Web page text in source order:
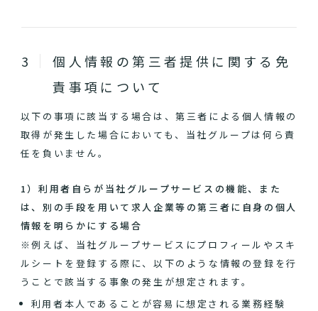
個人情報の第三者提供に関する免
責事項について
以下の事項に該当する場合は、第三者による個人情報の
取得が発生した場合においても、当社グループは何ら責
任を負いません。
1）利用者自らが当社グループサービスの機能、また
は、別の手段を用いて求人企業等の第三者に自身の個人
情報を明らかにする場合
※例えば、当社グループサービスにプロフィールやスキ
ルシートを登録する際に、以下のような情報の登録を行
うことで該当する事象の発生が想定されます。
利用者本人であることが容易に想定される業務経験